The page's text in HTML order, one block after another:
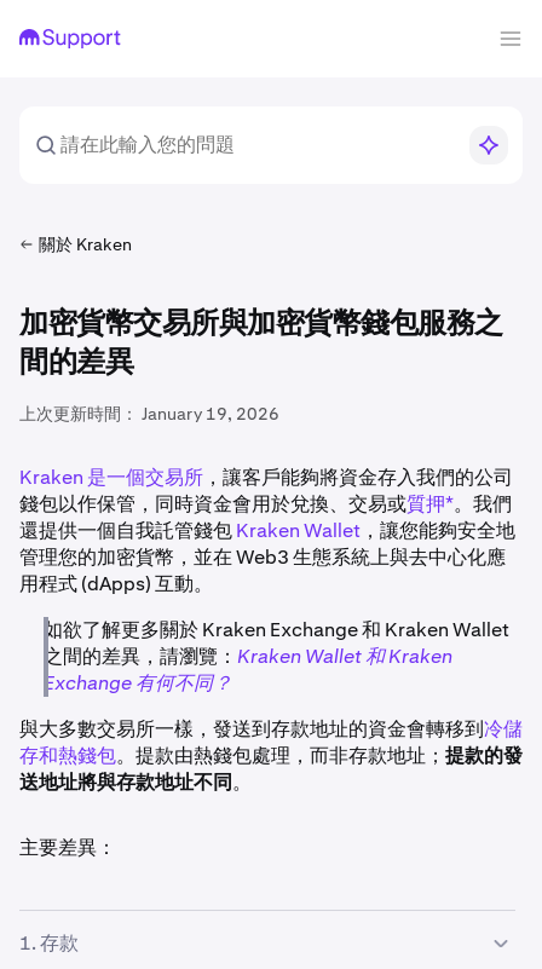
關於 Kraken
加密貨幣交易所與加密貨幣錢包服務之
間的差異
上次更新時間： January 19, 2026
Kraken 是一個交易所 ，讓客戶能夠將資金存入我們的公司
錢包以作保管，同時資金會用於兌換、交易或質押*。我們
還提供一個自我託管錢包Kraken Wallet ，讓您能夠安全地
管理您的加密貨幣，並在 Web3 生態系統上與去中心化應
用程式 (dApps) 互動。
如欲了解更多關於 Kraken Exchange 和 Kraken Wallet
之間的差異，請瀏覽： Kraken Wallet 和 Kraken
Exchange 有何不同？
與大多數交易所一樣，發送到存款地址的資金會轉移到冷儲
存和熱錢包。提款由熱錢包處理，而非存款地址； 提款的發
送地址將與存款地址不同。
主要差異：
1. 存款